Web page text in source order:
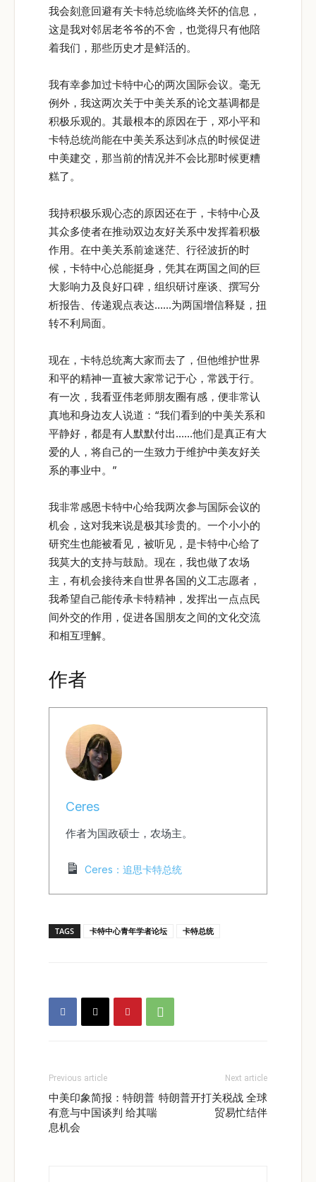
我会刻意回避有关卡特总统临终关怀的信息，
这是我对邻居老爷爷的不舍，也觉得只有他陪
着我们，那些历史才是鲜活的。
我有幸参加过卡特中心的两次国际会议。毫无
例外，我这两次关于中美关系的论文基调都是
积极乐观的。其最根本的原因在于，邓小平和
卡特总统尚能在中美关系达到冰点的时候促进
中美建交，那当前的情况并不会比那时候更糟
糕了。
我持积极乐观心态的原因还在于，卡特中心及
其众多使者在推动双边友好关系中发挥着积极
作用。在中美关系前途迷茫、行径波折的时
候，卡特中心总能挺身，凭其在两国之间的巨
大影响力及良好口碑，组织研讨座谈、撰写分
析报告、传递观点表达……为两国增信释疑，扭
转不利局面。
现在，卡特总统离大家而去了，但他维护世界
和平的精神一直被大家常记于心，常践于行。
有一次，我看亚伟老师朋友圈有感，便非常认
真地和身边友人说道：“我们看到的中美关系和
平静好，都是有人默默付出……他们是真正有大
爱的人，将自己的一生致力于维护中美友好关
系的事业中。”
我非常感恩卡特中心给我两次参与国际会议的
机会，这对我来说是极其珍贵的。一个小小的
研究生也能被看见，被听见，是卡特中心给了
我莫大的支持与鼓励。现在，我也做了农场
主，有机会接待来自世界各国的义工志愿者，
我希望自己能传承卡特精神，发挥出一点点民
间外交的作用，促进各国朋友之间的文化交流
和相互理解。
作者
Ceres
作者为国政硕士，农场主。
Ceres：追思卡特总统
TAGS 卡特中心青年学者论坛 卡特总统
Previous article
中美印象简报：特朗普
有意与中国谈判 给其喘
息机会
Next article
特朗普开打关税战 全球
贸易忙结伴